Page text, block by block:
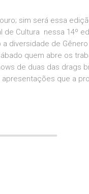
sim será essa
de Cultura nessa 14º
diversidade de
quem abre os
de duas das drags
que a